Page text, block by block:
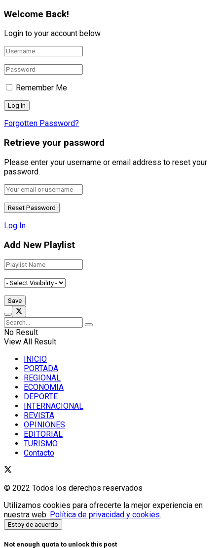
Welcome Back!
Login to your account below
Remember Me
Forgotten Password?
Retrieve your password
Please enter your username or email address to reset your
password.
Log In
Add New Playlist
No Result
View All Result
INICIO
PORTADA
REGIONAL
ECONOMIA
DEPORTE
INTERNACIONAL
REVISTA
OPINIONES
EDITORIAL
TURISMO
Contacto
© 2022 Todos los derechos reservados
Utilizamos cookies para ofrecerte la mejor experiencia en
nuestra web. Política de privacidad y cookies.
Estoy de acuerdo
Not enough quota to unlock this post